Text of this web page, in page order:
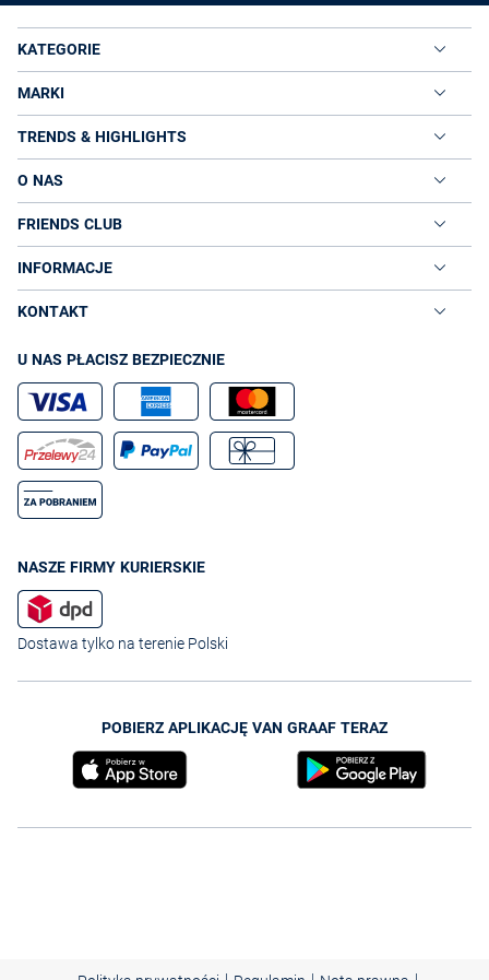
KATEGORIE
MARKI
TRENDS & HIGHLIGHTS
O NAS
FRIENDS CLUB
INFORMACJE
KONTAKT
U NAS PŁACISZ BEZPIECZNIE
NASZE FIRMY KURIERSKIE
Dostawa tylko na terenie Polski
POBIERZ APLIKACJĘ VAN GRAAF TERAZ